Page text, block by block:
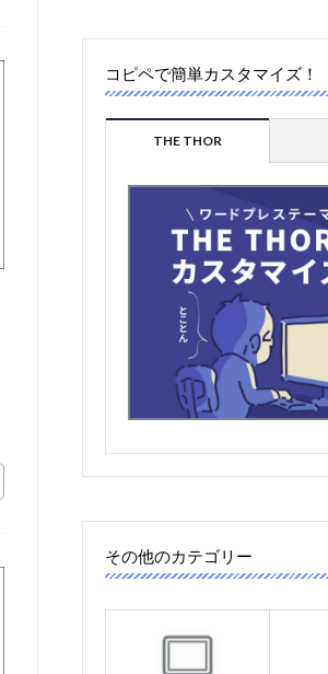
コピペで簡単カスタマイズ！
THE THOR
その他のカテゴリー